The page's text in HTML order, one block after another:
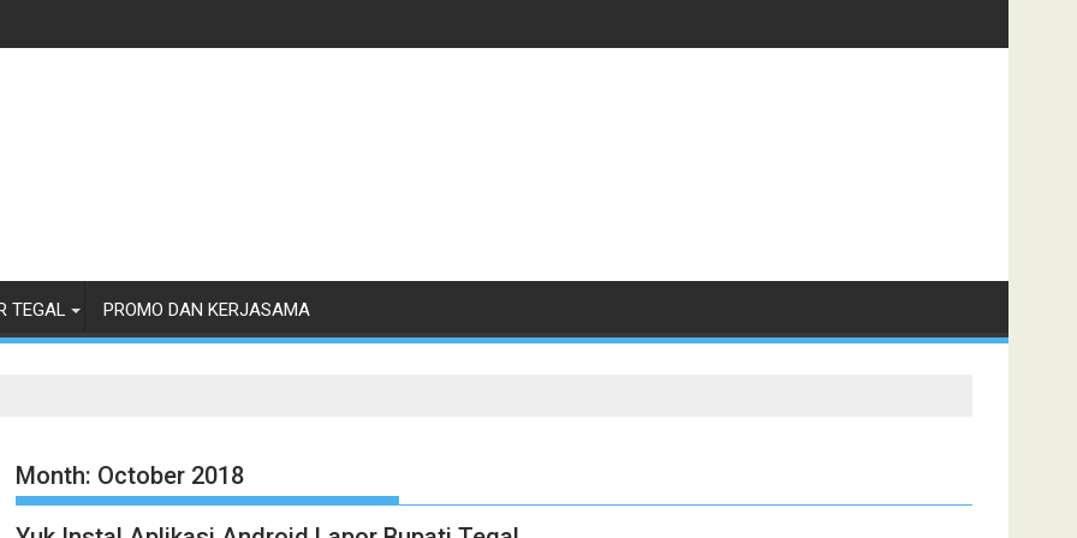
TEGAL PROMO DAN KERJASAMA
Month: October 2018